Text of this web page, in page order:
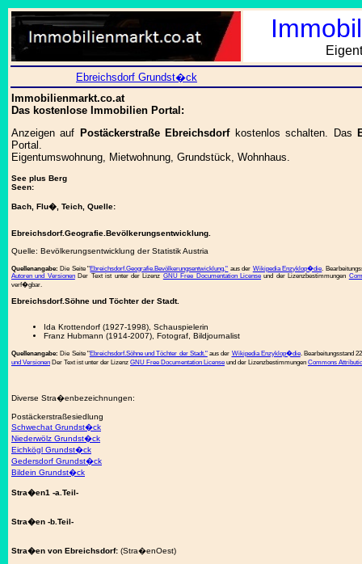
Ebreichsdorf Grundst�ck
Immobilienmarkt.co.at
Das kostenlose Immobilien Portal:
Anzeigen auf Postäckerstraße Ebreichsdorfkostenlos schalten. Das
Portal.
Eigentumswohnung, Mietwohnung, Grundstück, Wohnhaus.
See plus Berg
Seen:
Bach, Flu�, Teich, Quelle:
Ebreichsdorf.Geografie.Bevölkerungsentwicklung.
Quelle: Bevölkerungsentwicklung der Statistik Austria
Quellenangabe: Die Seite "Ebreichsdorf.Geografie.Bevölkerungsentwicklung." aus der Wikipedia Enzyklop�die.
Autoren und VersionenDer Text ist unter der Lizenz GNU Free Documentation License und der Lizenzbestimmungen
verf�gbar.
Ebreichsdorf.Söhne und Töchter der Stadt.
Ida Krottendorf (1927-1998), Schauspielerin
Franz Hubmann (1914-2007), Fotograf, Bildjournalist
Quellenangabe: Die Seite "Ebreichsdorf.Söhne und Töchter der Stadt."aus der Wikipedia Enzyklop�die. Bearbeitungsstand
und Versionen Der Text ist unter der Lizenz GNU Free Documentation License und der Lizenzbestimmungen Commons
Diverse Stra�enbezeichnungen:
Postäckerstraßesiedlung
Schwechat Grundst�ck
Niederwölz Grundst�ck
Eichkögl Grundst�ck
Gedersdorf Grundst�ck
Bildein Grundst�ck
Stra�en1 -a.Teil-
Stra�en -b.Teil-
Stra�en von Ebreichsdorf: (Stra�enOest)